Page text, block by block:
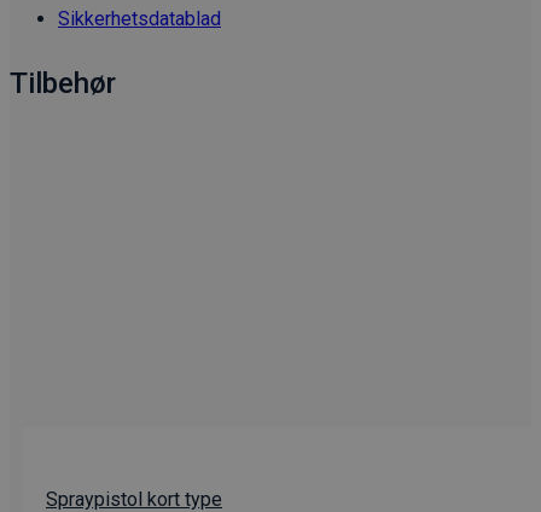
Sikkerhetsdatablad
Tilbehør
Spraypistol kort type